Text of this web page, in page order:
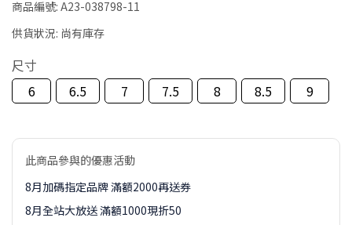
商品編號: A23-038798-11
供貨狀況: 尚有庫存
尺寸
6
6.5 7 7.5 8 8.5 9
此商品參與的優惠活動
8月加碼指定品牌 滿額2000再送券
8月全站大放送 滿額1000現折50